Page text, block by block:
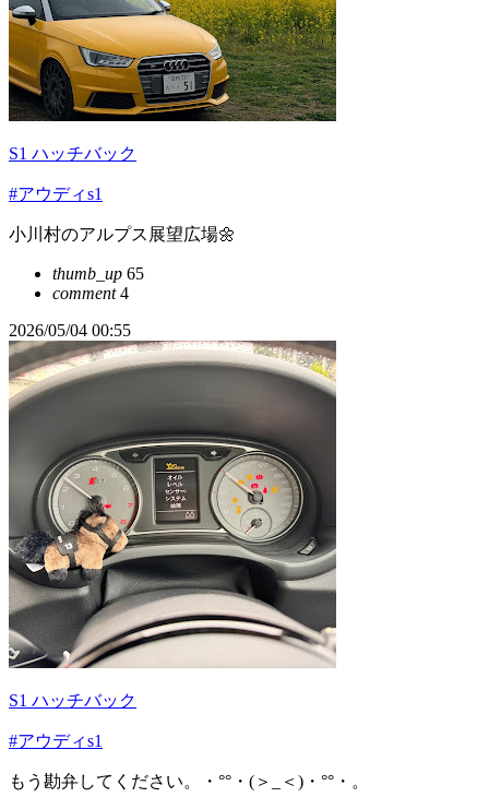
S1 ハッチバック
#アウディs1
小川村のアルプス展望広場🌼
thumb_up 65
comment4
2026/05/04 00:55
S1 ハッチバック
#アウディs1
もう勘弁してください。・°°・(＞_＜)・°°・。